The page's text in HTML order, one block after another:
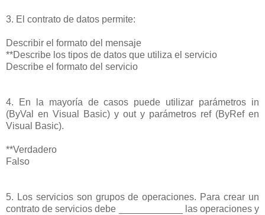
3. El contrato de datos permite:
Describir el formato del mensaje
**Describe los tipos de datos que utiliza el servicio
Describe el formato del servicio
4. En la mayoría de casos puede utilizar parámetros in
(ByVal en Visual Basic) y out y parámetros ref (ByRef en
Visual Basic).
**Verdadero
Falso
5. Los servicios son grupos de operaciones. Para crear un
contrato de servicios debe ____________ las operaciones y